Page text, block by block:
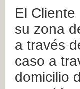
El
su zona
a través
caso a
domicilio